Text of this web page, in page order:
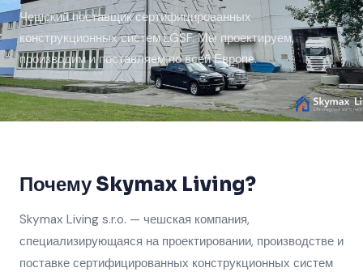
Чешский поставщик сертифицированных
конструкционных систем LGSF. Мы проектируем,
производим и поставляем по всей Европе.
Почему Skymax Living?
Skymax Living s.r.o. — чешская компания,
специализирующаяся на проектировании, производстве и
поставке сертифицированных конструкционных систем